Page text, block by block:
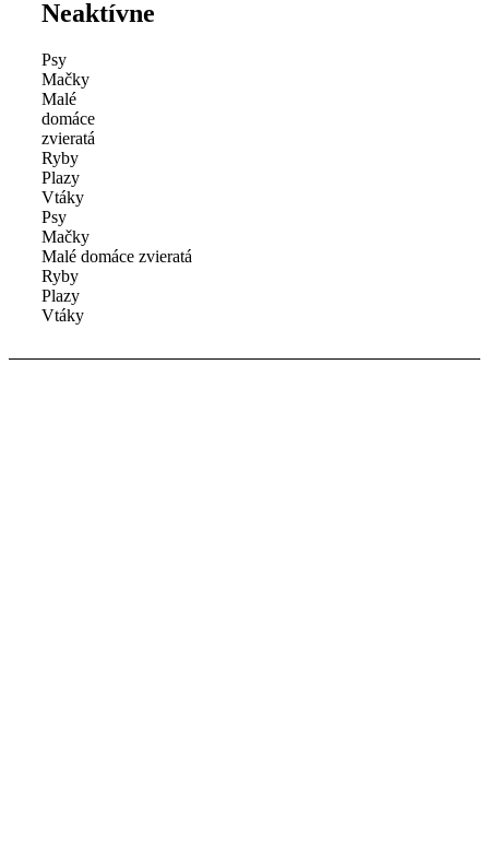
Neaktívne
Psy
Mačky
Malé
domáce
zvieratá
Ryby
Plazy
Vtáky
Psy
Mačky
Malé domáce zvieratá
Ryby
Plazy
Vtáky